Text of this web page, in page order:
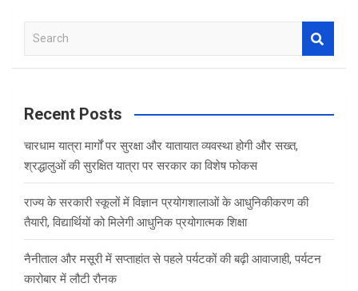
a
c
Recent Posts
चारधाम यात्रा मार्गों पर सुरक्षा और यातायात व्यवस्था होगी और सख्त,
श्रद्धालुओं की सुरक्षित यात्रा पर सरकार का विशेष फोकस
राज्य के सरकारी स्कूलों में विज्ञान प्रयोगशालाओं के आधुनिकीकरण की
तैयारी, विद्यार्थियों को मिलेगी आधुनिक प्रयोगात्मक शिक्षा
नैनीताल और मसूरी में सप्ताहांत से पहले पर्यटकों की बढ़ी आवाजाही, पर्यटन
कारोबार में लौटी रौनक